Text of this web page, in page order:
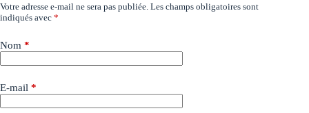
Votre adresse e-mail ne sera pas publiée. Les champs obligatoires sont
indiqués avec *
Nom *
E-mail *